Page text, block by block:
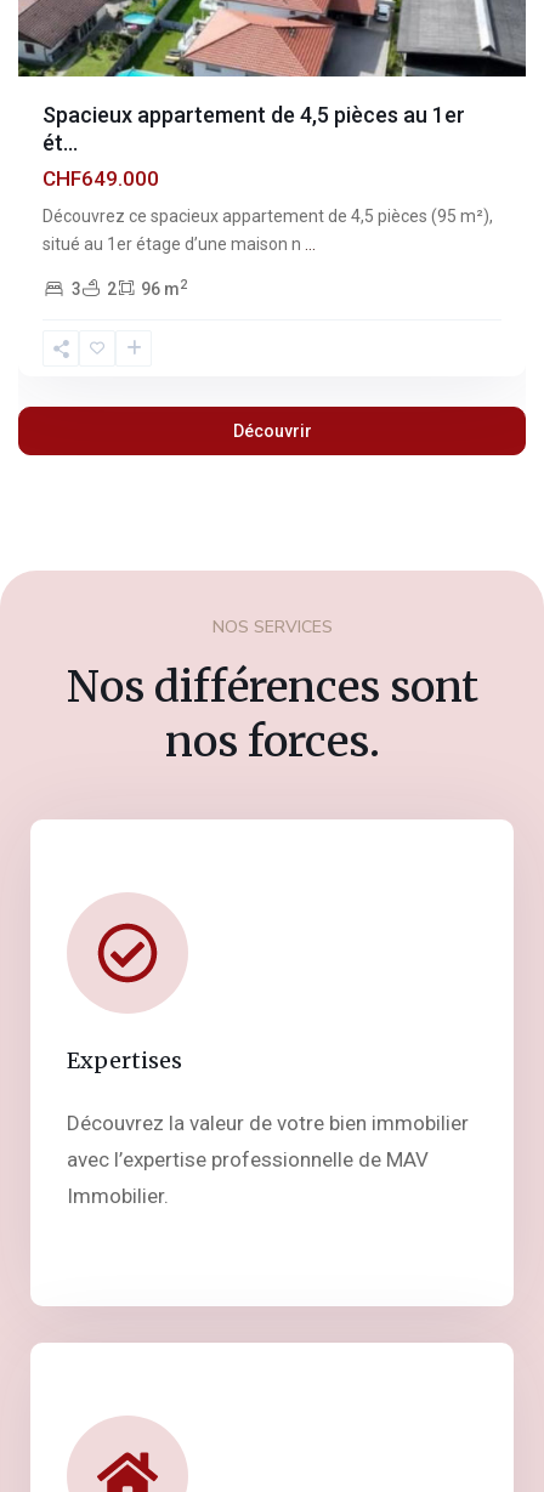
Spacieux appartement de 4,5 pièces au 1er
ét...
CHF649.000
Découvrez ce spacieux appartement de 4,5 pièces (95 m²),
situé au 1er étage d’une maison n
3 2 96 m2
Découvrir
NOS SERVICES
Nos différences sont
nos forces.
Expertises
Découvrez la valeur de votre bien immobilier
avec l’expertise professionnelle de MAV
Immobilier.